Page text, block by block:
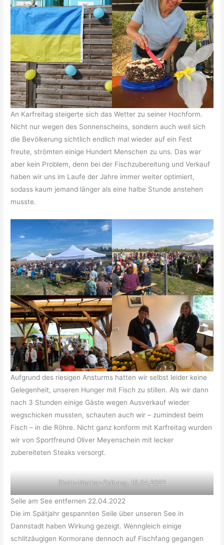
An Karfreitag steigerte sich das Wetter zu seiner Hochform.
Nicht nur wegen des Sonnenscheins, sondern auch weil sich
die Bevölkerung sichtlich endlich mal wieder auf ein Fest
freute, strömten einige Hundert Menschen zu uns. Das war
aber kein Problem, denn bei der Fischzubereitung und Verkauf
haben wir uns im Laufe der Jahre immer weiter optimiert,
sodass kaum jemand länger als eine halbe Stunde anstehen
musste.
Aufgrund des riesigen Ansturms hatten wir selbst leider keine
Gelegenheit, unseren Hunger mit Fisch zu stillen. Als wir dann
nach 3 Stunden einige Gäste wegen Ausverkauf wieder
wegschicken mussten, schauten auch wir – zumindest beim
Fisch – in die Röhre. Nicht ganz konform mit Karfreitag wurden
wir von Sportfreund Oliver Meyenschein mit lecker
zubereiteten Steaks versorgt.
Rhein-Neckar-Zeitung, 16.04.2022
Seile am See entfernen 22.04.2022
Die im Spätjahr gespannten Seile über unseren See in
Dannstadt haben Wirkung gezeigt. Wenngleich einige
schlitzäugigen Kormorane dennoch auf Fischfang gegangen